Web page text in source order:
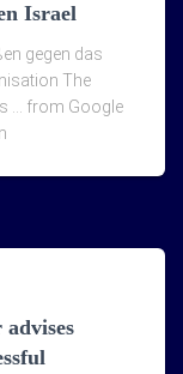
Israel
gegen das
The
… from Google